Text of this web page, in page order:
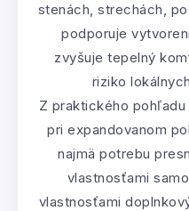
stenách, strechách,
podporuje
zvyšuje tepelný
riziko
Z praktického
pri expandovanom
najmä potrebu
vlastnosťami
vlastnosťami